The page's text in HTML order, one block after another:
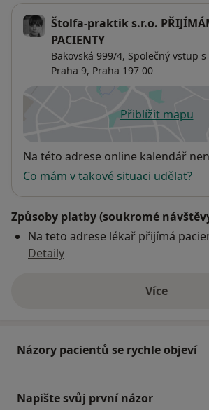
Štolfa-praktik s.r.o.
PACIENTY
Bakovská 999/4, Společný vstup
Praha 9, Praha 197 00
Přiblížit mapu
se otevře
Dostupnost
Na této adrese online kalendář
Co mám v takové situaci udělat?
Způsoby platby (soukromé
Na teto adrese lékař přijímá
Detaily
Víceo adrese
Názory pacientů se rychle objeví
Napište svůj první názor